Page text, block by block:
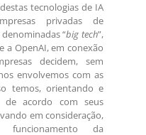
tecnologias de IA
privadas de
“big tech”,
a OpenAI, em conexão
decidem, sem
envolvemos com as
temos, orientando e
de acordo com seus
em consideração,
da